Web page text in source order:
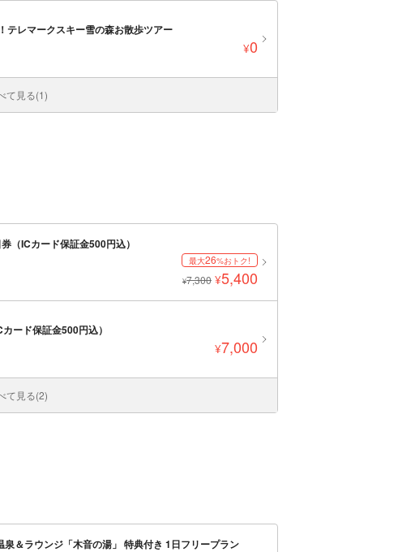
テレマークスキー雪の森お散歩ツアー
¥0
て見る(1)
（ICカード保証金500円込）
最大26%おトク!
¥7,300 ¥5,400
ード保証金500円込）
¥7,000
て見る(2)
＆ラウンジ「木音の湯」 特典付き 1日フリープラン